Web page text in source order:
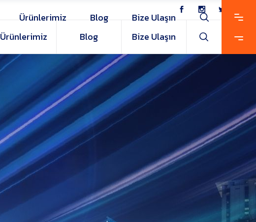
Ürünlerimiz Blog Bize Ulaşın
Ürünlerimiz Blog Bize Ulaşın